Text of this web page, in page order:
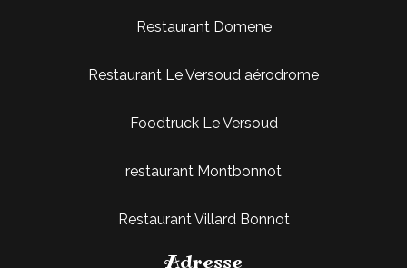
Restaurant Domene
Restaurant Le Versoud aérodrome
Foodtruck Le Versoud
restaurant Montbonnot
Restaurant Villard Bonnot
Adresse